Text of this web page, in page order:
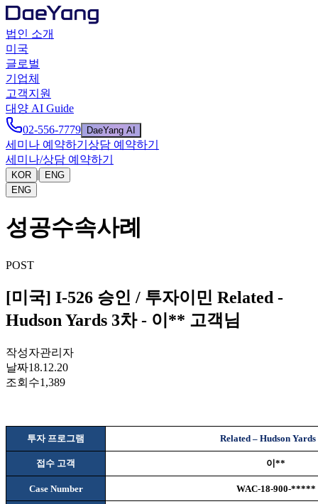
법인 소개
미국
글로벌
기업체
고객지원
대양 AI Guide
02-556-7779
DaeYang AI
세미나 예약하기 상담 예약하기
세미나/상담 예약하기
KOR |
ENG
ENG
성공수속사례
POST
[미국] I-526 승인 / 투자이민 Related -
Hudson Yards 3차 - 이** 고객님
작성자관리자
날짜18.12.20
조회수1,389
투자 프로그램 Related – Hudson Yards
접수 고객 이**
Case Number WAC-18-900-*****